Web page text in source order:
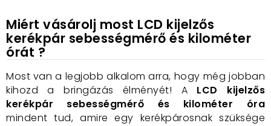
Miért vásárolj most LCD kijelzős
kerékpár sebességmérő és kilométer
órát ?
Most van a legjobb alkalom arra, hogy még jobban
kihozd a bringázás élményét! A LCD kijelzős
kerékpár sebességmérő és kilométer óra
mindent tud, amire egy kerékpárosnak szüksége